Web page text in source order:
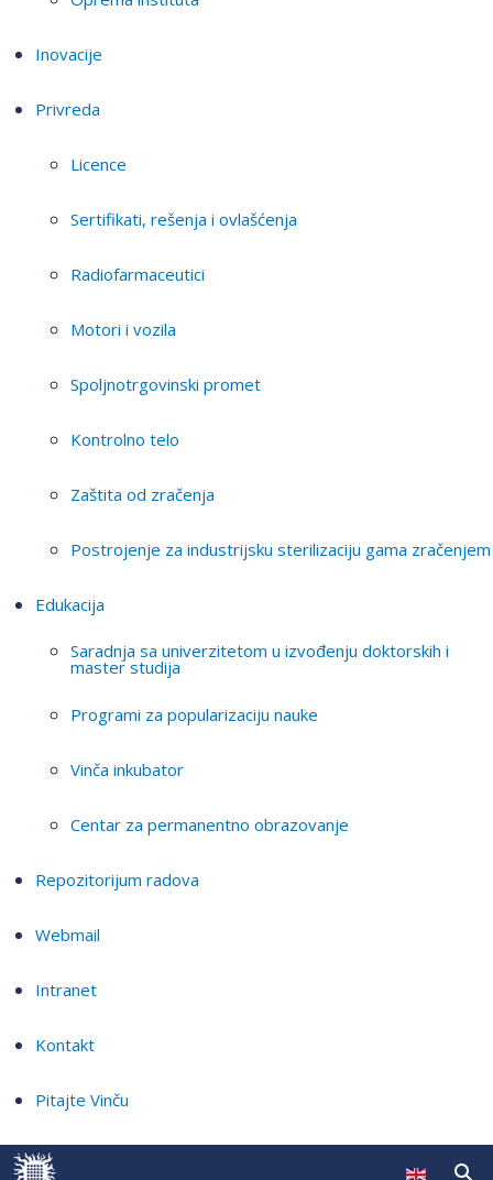
Inovacije
Privreda
Licence
Sertifikati, rešenja i ovlašćenja
Radiofarmaceutici
Motori i vozila
Spoljnotrgovinski promet
Kontrolno telo
Zaštita od zračenja
Postrojenje za industrijsku sterilizaciju gama zračenjem
Edukacija
Saradnja sa univerzitetom u izvođenju doktorskih i
master studija
Programi za popularizaciju nauke
Vinča inkubator
Centar za permanentno obrazovanje
Repozitorijum radova
Webmail
Intranet
Kontakt
Pitajte Vinču